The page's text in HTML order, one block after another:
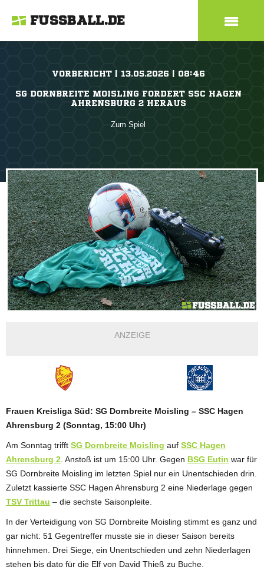
FUSSBALL.DE
VORBERICHT | 13.05.2026 | 08:46
SG DORNBREITE MOISLING FORDERT SSC HAGEN
AHRENSBURG 2 HERAUS
Zum Spiel
ANZEIGE
Frauen Kreisliga Süd: SG Dornbreite Moisling – SSC Hagen
Ahrensburg 2 (Sonntag, 15:00 Uhr)
Am Sonntag trifft SG Dornbreite Moisling auf SSC Hagen
Ahrensburg 2 . Anstoß ist um 15:00 Uhr. Gegen BSG Eutin war für
SG Dornbreite Moisling im letzten Spiel nur ein Unentschieden drin.
Zuletzt kassierte SSC Hagen Ahrensburg 2 eine Niederlage gegen
TSV Trittau – die sechste Saisonpleite.
In der Verteidigung von SG Dornbreite Moisling stimmt es ganz und
gar nicht: 51 Gegentreffer musste sie in dieser Saison bereits
hinnehmen. Drei Siege, ein Unentschieden und zehn Niederlagen
stehen bis dato für die Elf von David Thieß zu Buche.